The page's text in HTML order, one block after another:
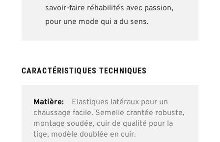
savoir-faire réhabilités avec passion,
pour une mode qui a du sens.
CARACTÉRISTIQUES TECHNIQUES
Plus
d’information
Elastiques latéraux pour un
chaussage facile. Semelle crantée robuste,
montage soudée, cuir de qualité pour la
tige, modèle doublée en cuir.